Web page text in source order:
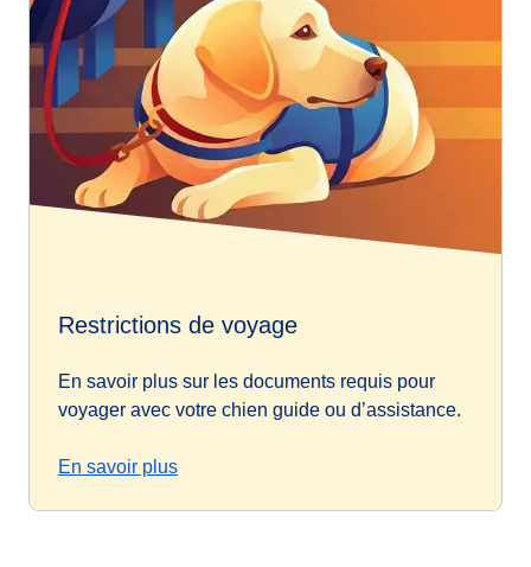
Restrictions de voyage
En savoir plus sur les documents requis pour
voyager avec votre chien guide ou d’assistance.
En savoir plus